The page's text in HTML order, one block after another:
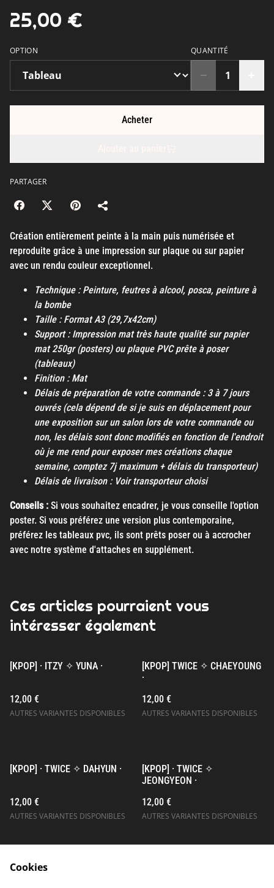
25,00 €
OPTION QUANTITÉ
Acheter
PARTAGER
Création entièrement peinte à la main puis numérisée et
reproduite grâce à une impression sur plaque ou sur papier
avec un rendu couleur exceptionnel.
Technique : Peinture, feutres à alcool, posca, peinture à
la bombe
Taille : Format A3 (29,7x42cm)
Support : Impression mat très haute qualité sur papier
mat 250gr (posters) ou plaque PVC prête à poser
(tableaux)
Finition : Mat
Délais de préparation de votre commande : 3 à 7 jours
ouvrés (cela dépend de si je suis en déplacement pour
une exposition sur un salon lors de votre commande ou
non, les délais sont donc modifiés en fonction de l'endroit
où je me rend pour exposer mes créations chaque
semaine, comptez 7j maximum + délais du transporteur)
Délais de livraison : Voir transporteur choisi
Conseils : Si vous souhaitez encadrer, je vous conseille l'option
poster. Si vous préférez une version plus contemporaine,
préférez les tableaux pvc, ils sont prêts poser ou à accrocher
avec notre système d'attaches en supplément.
Ces articles pourraient vous
intéresser également
[KPOP] · ITZY ✧ YUNA ·
12,00 €
AUTRES VARIANTES DISPONIBLES
[KPOP] TWICE ✧ CHAEYOUNG
·
12,00 €
AUTRES VARIANTES DISPONIBLES
[KPOP] · TWICE ✧ DAHYUN ·
12,00 €
AUTRES VARIANTES DISPONIBLES
[KPOP] · TWICE ✧
JEONGYEON ·
12,00 €
AUTRES VARIANTES DISPONIBLES
Cookies